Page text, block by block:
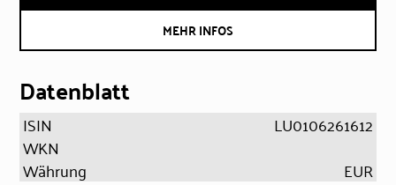
MEHR INFOS
Datenblatt
ISIN
LU0106261612
WKN
Währung
EUR